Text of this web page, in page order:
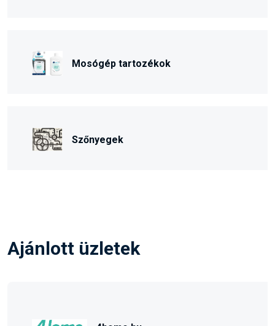
Mosógép tartozékok
Szőnyegek
Ajánlott üzletek